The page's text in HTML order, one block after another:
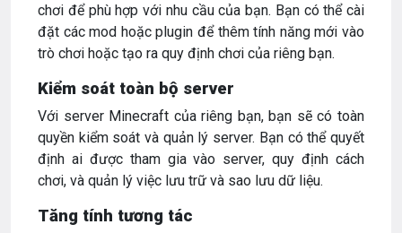
chơi để phù hợp với nhu cầu của bạn. Bạn có thể cài
đặt các mod hoặc plugin để thêm tính năng mới vào
trò chơi hoặc tạo ra quy định chơi của riêng bạn.
Kiểm soát toàn bộ server
Với server Minecraft của riêng bạn, bạn sẽ có toàn
quyền kiểm soát và quản lý server. Bạn có thể quyết
định ai được tham gia vào server, quy định cách
chơi, và quản lý việc lưu trữ và sao lưu dữ liệu.
Tăng tính tương tác